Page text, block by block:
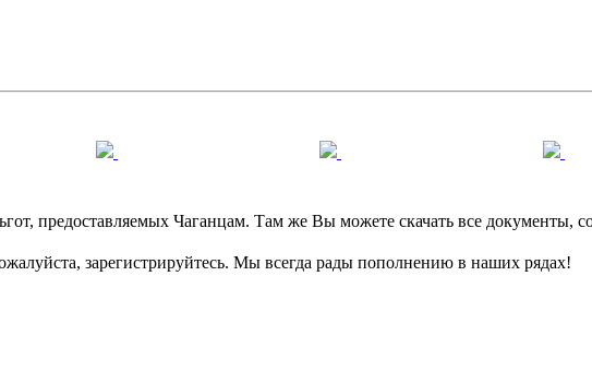
предоставляемых Чаганцам. Там же Вы можете скачать все документы,
зарегистрируйтесь. Мы всегда рады пополнению в наших рядах!